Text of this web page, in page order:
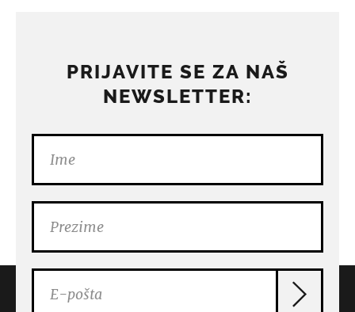
PRIJAVITE SE ZA NAŠ
NEWSLETTER: